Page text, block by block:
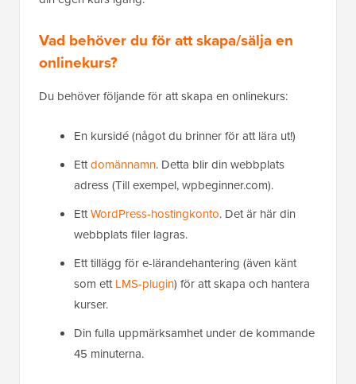
Vad behöver du för att skapa/sälja en
onlinekurs?
Du behöver följande för att skapa en onlinekurs:
En kursidé (något du brinner för att lära ut!)
Ettdomännamn. Detta blir din webbplats
adress (Till exempel, wpbeginner.com).
EttWordPress-hostingkonto. Det är här din
webbplats filer lagras.
Ett tillägg för e-lärandehantering (även känt
som ettLMS-plugin) för att skapa och hantera
kurser.
Din fulla uppmärksamhet under de kommande
45 minuterna.